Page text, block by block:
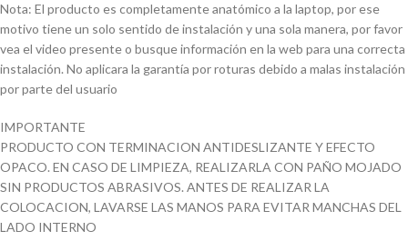
Nota: El producto es completamente anatómico a la laptop, por ese
motivo tiene un solo sentido de instalación y una sola manera, por favor
vea el video presente o busque información en la web para una correcta
instalación. No aplicara la garantía por roturas debido a malas instalación
por parte del usuario
IMPORTANTE
PRODUCTO CON TERMINACION ANTIDESLIZANTE Y EFECTO
OPACO. EN CASO DE LIMPIEZA, REALIZARLA CON PAÑO MOJADO
SIN PRODUCTOS ABRASIVOS. ANTES DE REALIZAR LA
COLOCACION, LAVARSE LAS MANOS PARA EVITAR MANCHAS DEL
LADO INTERNO